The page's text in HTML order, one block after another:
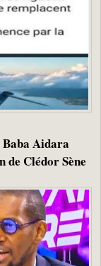
Aidara
de Clédor Sène